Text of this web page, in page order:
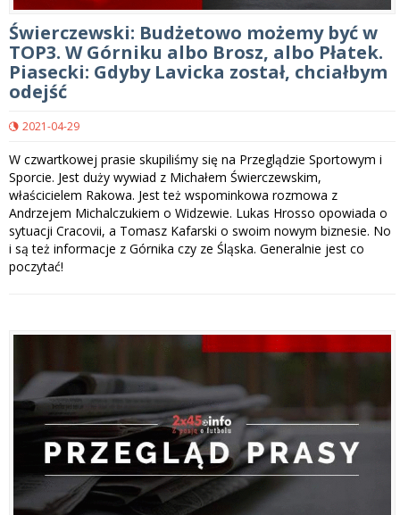
Świerczewski: Budżetowo możemy być w
TOP3. W Górniku albo Brosz, albo Płatek.
Piasecki: Gdyby Lavicka został, chciałbym
odejść
2021-04-29
W czwartkowej prasie skupiliśmy się na Przeglądzie Sportowym i
Sporcie. Jest duży wywiad z Michałem Świerczewskim,
właścicielem Rakowa. Jest też wspominkowa rozmowa z
Andrzejem Michalczukiem o Widzewie. Lukas Hrosso opowiada o
sytuacji Cracovii, a Tomasz Kafarski o swoim nowym biznesie. No
i są też informacje z Górnika czy ze Śląska. Generalnie jest co
poczytać!